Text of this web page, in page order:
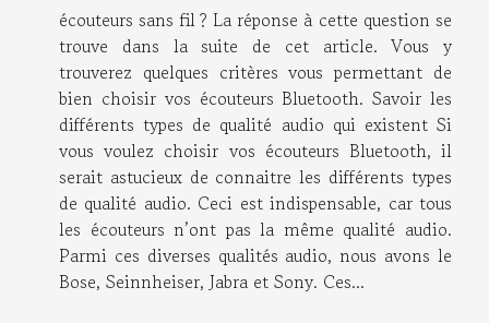
écouteurs sans fil ? La réponse à cette question se
trouve dans la suite de cet article. Vous y
trouverez quelques critères vous permettant de
bien choisir vos écouteurs Bluetooth. Savoir les
différents types de qualité audio qui existent Si
vous voulez choisir vos écouteurs Bluetooth, il
serait astucieux de connaitre les différents types
de qualité audio. Ceci est indispensable, car tous
les écouteurs n’ont pas la même qualité audio.
Parmi ces diverses qualités audio, nous avons le
Bose, Seinnheiser, Jabra et Sony. Ces...